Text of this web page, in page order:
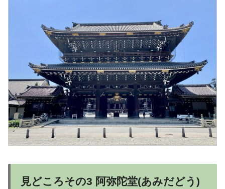
見どころその3 阿弥陀堂(あみだどう)